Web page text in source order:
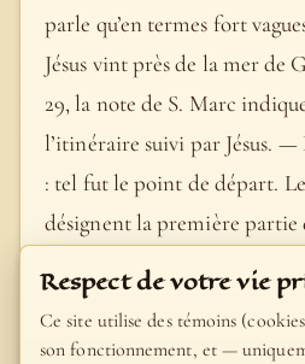
parle qu’en termes fort
Jésus vint près de la mer de
29, la note de S. Marc
l’itinéraire suivi par Jésus.
: tel fut le point de départ.
désignent la première
avoir, selon toute
frontière juive et traversé
de Tyr, le Sauveur se
Respect de votre vie
Ce site utilise des témoins
son fonctionnement, et —